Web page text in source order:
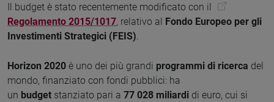
Il budget è stato recentemente modificato con il
Regolamento 2015/1017, relativo al Fondo Europeo per gli
Investimenti Strategici (FEIS)
Horizon 2020 è uno dei più grandi programmi di ricerca del
mondo, finanziato con fondi pubblici: ha
un budget stanziato pari a 77 028 miliardi di euro, cui si